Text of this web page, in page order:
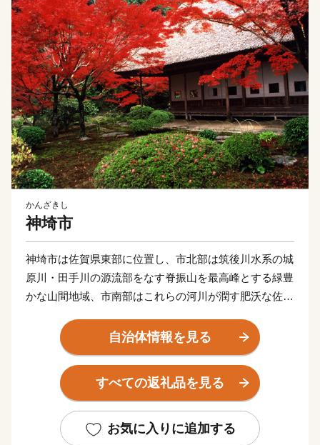
かんざきし
神埼市
神埼市は佐賀県東部に位置し、市北部は筑後川水系の城
原川・田手川の源流部をなす脊振山を最高峰とする緑豊
かな山間地域、市南部はこれらの河川が潤す肥沃な佐賀
市内には吉野ヶ里遺跡や歴史的建造物、神社などの多
くの歴史的、文化的遺産があり、様々な郷土芸能や伝統
行事が継承され、地域文化として形成されています。
自治体情報を見る
すべての返礼品を見る
お気に入りに追加する